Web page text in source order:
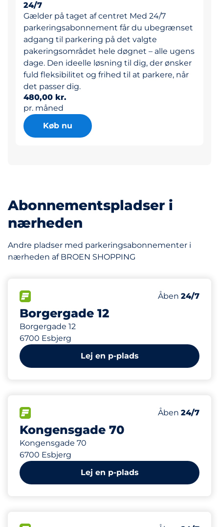
24/7
Gælder på taget af centret Med 24/7
parkeringsabonnement får du ubegrænset
adgang til parkering på det valgte
pakeringsområdet hele døgnet – alle ugens
dage. Den ideelle løsning til dig, der ønsker
fuld fleksibilitet og frihed til at parkere, når
det passer dig.
480,00 kr.
pr. måned
Køb nu
Abonnementspladser i
nærheden
Andre pladser med parkeringsabonnementer i
nærheden af BROEN SHOPPING
Borgergade 12
Borgergade 12
6700 Esbjerg
Antal
Antal pladser
35
Torsdag&nbsp
Åben 24/7
452 m
Lej en p-plads
Kongensgade 70
Kongensgade 70
6700 Esbjerg
Antal
Antal pladser
60
Torsdag&nbsp
Åben 24/7
797 m
Lej en p-plads
20
994 m